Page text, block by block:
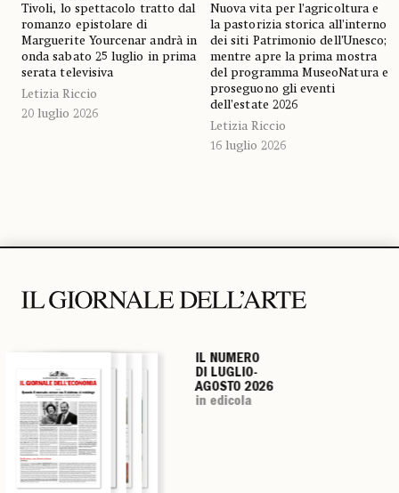
Tivoli, lo spettacolo tratto dal
romanzo epistolare di
Marguerite Yourcenar andrà in
onda sabato 25 luglio in prima
serata televisiva
Letizia Riccio
20 luglio 2026
Nuova vita per l’agricoltura e
la pastorizia storica all’interno
dei siti Patrimonio dell’Unesco;
mentre apre la prima mostra
del programma MuseoNatura e
proseguono gli eventi
dell’estate 2026
Letizia Riccio
16 luglio 2026
IL NUMERO
DI LUGLIO-
AGOSTO 2026
in edicola
IL NUMERO
DI LUGLIO-
AGOSTO 2026
in edicola
IL NUMERO
DI LUGLIO-
AGOSTO 2026
in edicola
IL NUMERO
DI LUGLIO-
AGOSTO 2026
in edicola